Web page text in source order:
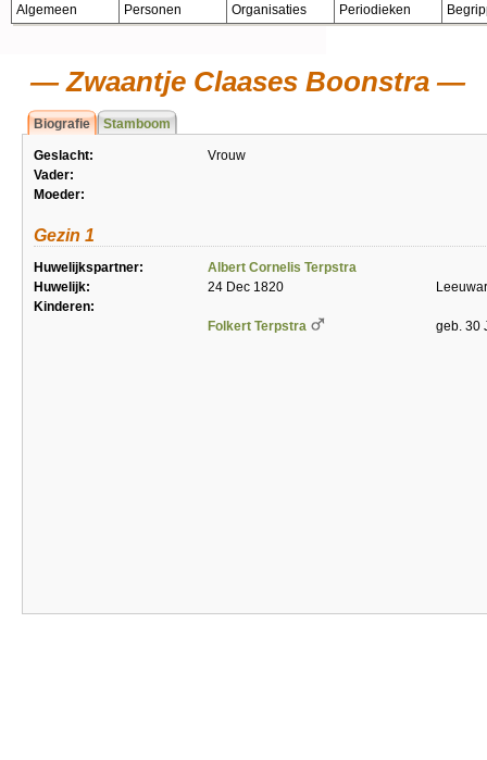
Algemeen Personen Organisaties Periodieken
Zwaantje Claases Boonstra
Biografie Stamboom
Geslacht:
Vrouw
Vader:
Moeder:
Gezin 1
Huwelijkspartner:
Albert Cornelis Terpstra
Huwelijk:
24 Dec 1820
Kinderen:
Folkert Terpstra
geb. 30